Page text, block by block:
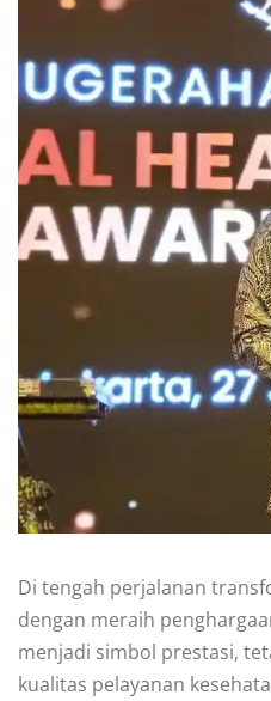
Di tengah perjalanan
dengan meraih
menjadi simbol prestasi,
kualitas pelayanan